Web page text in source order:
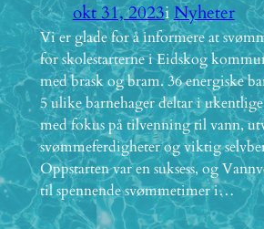
okt 31, 2023iNyheter
Vi er glade for å informere at
for skolestarterne i Eidskog
med brask og bram. 36 energiske
5 ulike barnehager deltar i
med fokus på tilvenning til vann,
svømmeferdigheter og viktig
Oppstarten var en suksess, og
til spennende svømmetimer i…